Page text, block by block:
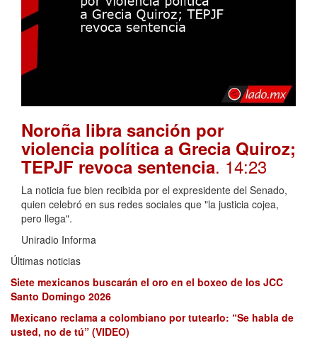
Noroña libra sanción por
violencia política a Grecia Quiroz;
TEPJF revoca sentencia. 14:23
La noticia fue bien recibida por el expresidente del Senado,
quien celebró en sus redes sociales que "la justicia cojea,
pero llega".
Uniradio Informa
Últimas noticias
Siete mexicanos buscarán el oro en el boxeo de los JCC
Santo Domingo 2026
Mexicano reclama a colombiano por tutearlo: “Se habla de
usted, no de tú” (VIDEO)